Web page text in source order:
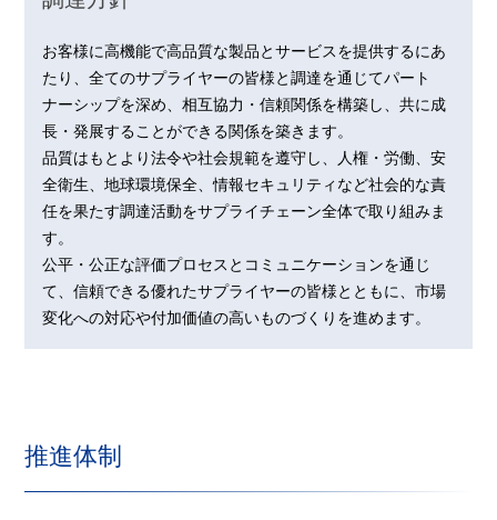
お客様に高機能で高品質な製品とサービスを提供するにあ
たり、全てのサプライヤーの皆様と調達を通じてパート
ナーシップを深め、相互協力・信頼関係を構築し、共に成
長・発展することができる関係を築きます。
品質はもとより法令や社会規範を遵守し、人権・労働、安
全衛生、地球環境保全、情報セキュリティなど社会的な責
任を果たす調達活動をサプライチェーン全体で取り組みま
す。
公平・公正な評価プロセスとコミュニケーションを通じ
て、信頼できる優れたサプライヤーの皆様とともに、市場
変化への対応や付加価値の高いものづくりを進めます。
推進体制